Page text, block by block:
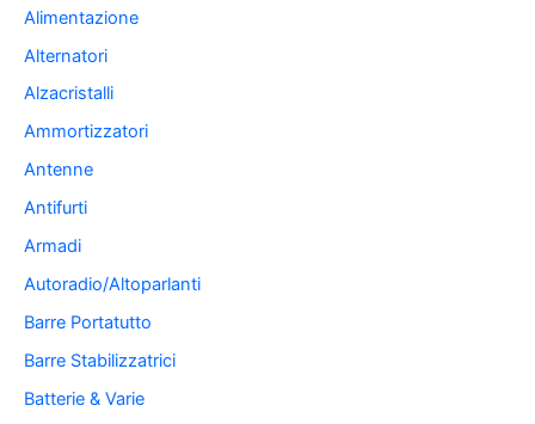
Alimentazione
Alternatori
Alzacristalli
Ammortizzatori
Antenne
Antifurti
Armadi
Autoradio/Altoparlanti
Barre Portatutto
Barre Stabilizzatrici
Batterie & Varie